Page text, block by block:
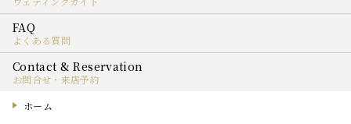
よくある質問
お問合せ・来店予約
ホーム